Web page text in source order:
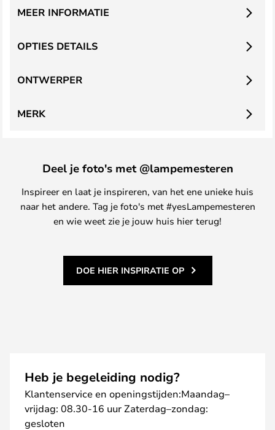
OPTIES DETAILS
MEER INFORMATIE
ONTWERPER
MERK
Deel je foto's met @lampemesteren
Inspireer en laat je inspireren, van het ene unieke huis
naar het andere. Tag je foto's met #yesLampemesteren
en wie weet zie je jouw huis hier terug!
DOE HIER INSPIRATIE OP
Heb je begeleiding nodig?
Klantenservice en openingstijden:Maandag–
vrijdag: 08.30-16 uur Zaterdag–zondag:
gesloten